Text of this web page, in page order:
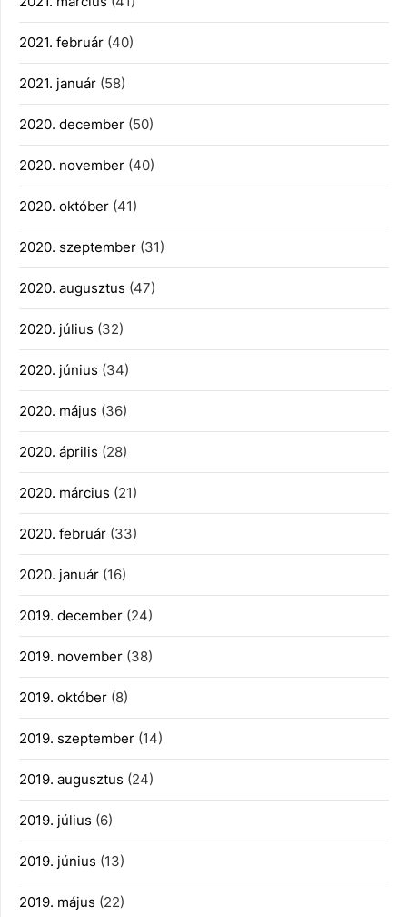
2021. február (40)
2021. január (58)
2020. december (50)
2020. november (40)
2020. október (41)
2020. szeptember (31)
2020. augusztus (47)
2020. július (32)
2020. június (34)
2020. május (36)
2020. április (28)
2020. március (21)
2020. február (33)
2020. január (16)
2019. december (24)
2019. november (38)
2019. október (8)
2019. szeptember (14)
2019. augusztus (24)
2019. július (6)
2019. június (13)
2019. május (22)